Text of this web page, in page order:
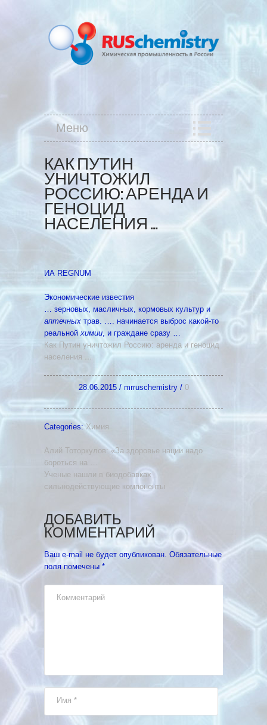
Меню
КАК ПУТИН
УНИЧТОЖИЛ
РОССИЮ: АРЕНДА И
ГЕНОЦИД
НАСЕЛЕНИЯ …
ИА REGNUM
Экономические известия
… зерновых, масличных, кормовых культур и
аптечных трав. …. начинается выброс какой-то
реальнойхимии, и граждане сразу …
Как Путин уничтожил Россию: аренда и геноцид
населения …
28.06.2015/ mrruschemistry/ 0
Categories: Химия
Алий Тоторкулов: «За здоровье нации надо
бороться на …
Ученые нашли в биодобавках
сильнодействующие компоненты
ДОБАВИТЬ
КОММЕНТАРИЙ
Ваш e-mail не будет опубликован. Обязательные
поля помечены *
Комментарий
Имя *